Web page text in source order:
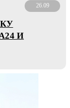
26.09
И